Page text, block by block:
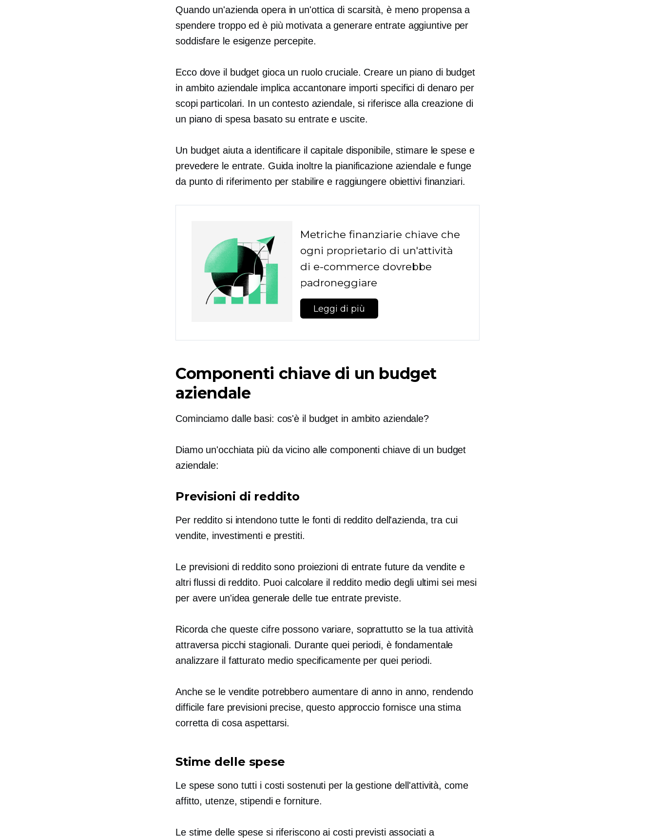
Quando un'azienda opera in un'ottica di scarsità, è meno propensa a
spendere troppo ed è più motivata a generare entrate aggiuntive per
soddisfare le esigenze percepite.
Ecco dove il budget gioca un ruolo cruciale. Creare un piano di budget
in ambito aziendale implica accantonare importi specifici di denaro per
scopi particolari. In un contesto aziendale, si riferisce alla creazione di
un piano di spesa basato su entrate e uscite.
Un budget aiuta a identificare il capitale disponibile, stimare le spese e
prevedere le entrate. Guida inoltre la pianificazione aziendale e funge
da punto di riferimento per stabilire e raggiungere obiettivi finanziari.
Metriche finanziarie chiave che
ogni proprietario di un'attività
di e-commerce dovrebbe
padroneggiare
Leggi di più
Componenti chiave di un budget
aziendale
Cominciamo dalle basi: cos'è il budget in ambito aziendale?
Diamo un'occhiata più da vicino alle componenti chiave di un budget
aziendale:
Previsioni di reddito
Per reddito si intendono tutte le fonti di reddito dell'azienda, tra cui
vendite, investimenti e prestiti.
Le previsioni di reddito sono proiezioni di entrate future da vendite e
altri flussi di reddito. Puoi calcolare il reddito medio degli ultimi sei mesi
per avere un'idea generale delle tue entrate previste.
Ricorda che queste cifre possono variare, soprattutto se la tua attività
attraversa picchi stagionali. Durante quei periodi, è fondamentale
analizzare il fatturato medio specificamente per quei periodi.
Anche se le vendite potrebbero aumentare di anno in anno, rendendo
difficile fare previsioni precise, questo approccio fornisce una stima
corretta di cosa aspettarsi.
Stime delle spese
Le spese sono tutti i costi sostenuti per la gestione dell'attività, come
affitto, utenze, stipendi e forniture.
Le stime delle spese si riferiscono ai costi previsti associati a